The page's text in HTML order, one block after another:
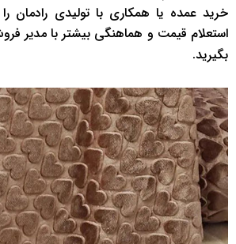
خرید عمده یا همکاری با تولیدی رادمان را
استعلام قیمت و هماهنگی بیشتر با مدیر
بگیرید.